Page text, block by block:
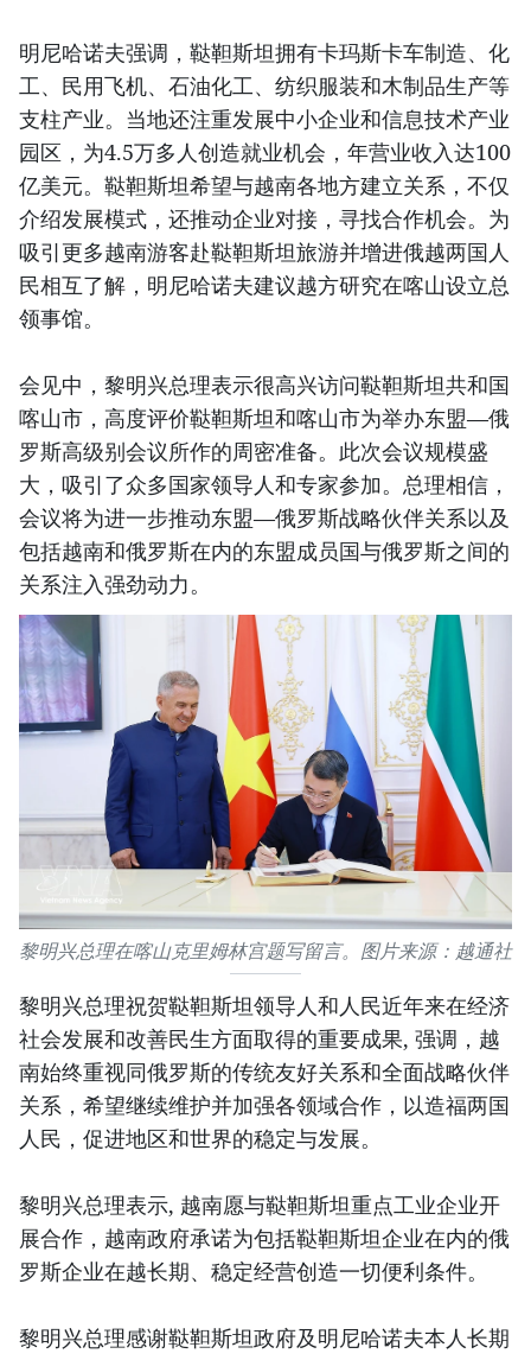
明尼哈诺夫强调，鞑靼斯坦拥有卡玛斯卡车制造、化
工、民用飞机、石油化工、纺织服装和木制品生产等
支柱产业。当地还注重发展中小企业和信息技术产业
园区，为4.5万多人创造就业机会，年营业收入达100
亿美元。鞑靼斯坦希望与越南各地方建立关系，不仅
介绍发展模式，还推动企业对接，寻找合作机会。为
吸引更多越南游客赴鞑靼斯坦旅游并增进俄越两国人
民相互了解，明尼哈诺夫建议越方研究在喀山设立总
领事馆。
会见中，黎明兴总理表示很高兴访问鞑靼斯坦共和国
喀山市，高度评价鞑靼斯坦和喀山市为举办东盟—俄
罗斯高级别会议所作的周密准备。此次会议规模盛
大，吸引了众多国家领导人和专家参加。总理相信，
会议将为进一步推动东盟—俄罗斯战略伙伴关系以及
包括越南和俄罗斯在内的东盟成员国与俄罗斯之间的
关系注入强劲动力。
黎明兴总理在喀山克里姆林宫题写留言。图片来源：越通社
黎明兴总理祝贺鞑靼斯坦领导人和人民近年来在经济
社会发展和改善民生方面取得的重要成果, 强调，越
南始终重视同俄罗斯的传统友好关系和全面战略伙伴
关系，希望继续维护并加强各领域合作，以造福两国
人民，促进地区和世界的稳定与发展。
黎明兴总理表示, 越南愿与鞑靼斯坦重点工业企业开
展合作，越南政府承诺为包括鞑靼斯坦企业在内的俄
罗斯企业在越长期、稳定经营创造一切便利条件。
黎明兴总理感谢鞑靼斯坦政府及明尼哈诺夫本人长期